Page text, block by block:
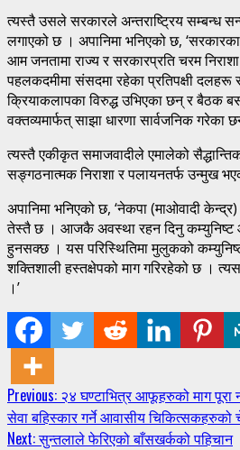
त्यस्तै उसले सरकारले अन्तराष्ट्रिय सम्बन्ध
लगाएको छ । अपानिमा भनिएको छ,
आम जनतामा राज्य र सरकारप्रति चरम
पहलकदमीमा संसदमा रहेका प्रतिपक्षी
क्रियाकलापका विरुद्ध उभिएका छन् र बैठक
वक्तव्यमार्फत् साझा धारणा सार्वजनिक गरेका
त्यस्तै एकीकृत समाजवादीले एमालेको
सङ्गठनात्मक निराशा र पलायनतर्फ उन्मुख
अपानिमा भनिएको छ, ‘नेकपा (माओवादी
तेस्तै छ । आजकै अवस्था रहन दिनु कम्युनिष्ट
हुनसक्छ । यस परिस्थितिमा मुलुकको
शक्तिशाली हस्तक्षेपको माग गरिरहेको छ ।
।’
Continue
Reading
Previous: २४ घण्टाभित्र आफूहरुको माग पूरा
सेवा बहिस्कार गर्ने आवासीय चिकित्सकहरुको
Next:सुन्तलाले फेरिएको बाँसखर्कको पहिचान